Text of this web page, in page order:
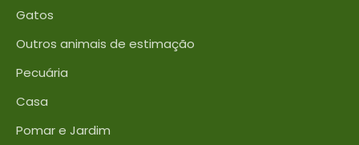
Gatos
Outros animais de estimação
Pecuária
Casa
Pomar e Jardim